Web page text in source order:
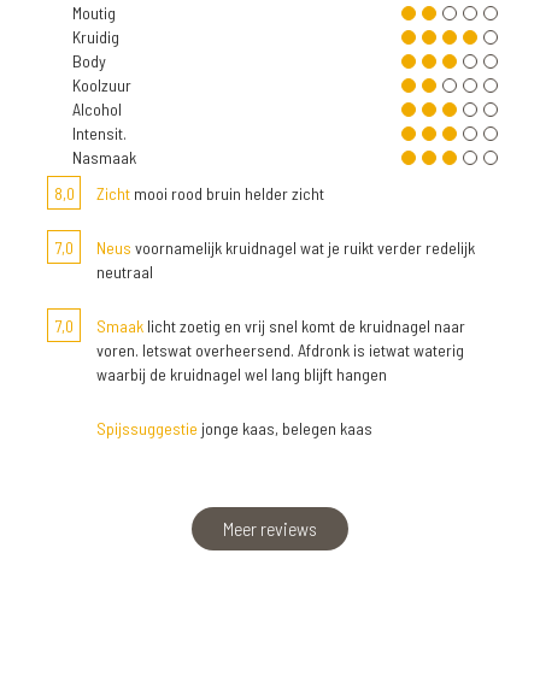
Moutig
Kruidig
Body
Koolzuur
Alcohol
Intensit.
Nasmaak
8,0
Zicht mooi rood bruin helder zicht
7,0 Neus voornamelijk kruidnagel wat je ruikt verder redelijk
neutraal
7,0 Smaak licht zoetig en vrij snel komt de kruidnagel naar
voren. Ietswat overheersend. Afdronk is ietwat waterig
waarbij de kruidnagel wel lang blijft hangen
Spijssuggestie jonge kaas, belegen kaas
Meer reviews